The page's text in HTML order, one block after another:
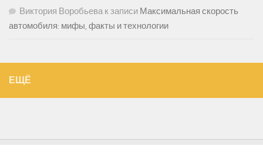
Виктория Воробьевак записи Максимальная скорость
автомобиля: мифы, факты и технологии
ЕЩЁ